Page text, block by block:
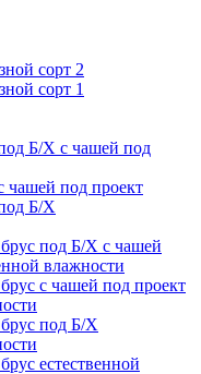
сорт 2
сорт 1
Б/Х с чашей под
чашей под проект
Б/Х
под Б/Х с чашей
влажности
с чашей под проект
под Б/Х
естественной